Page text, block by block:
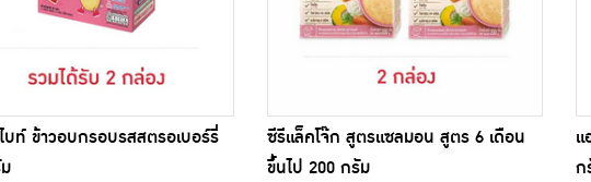
บท์ ข้าวอบกรอบรสสตรอเบอร์รี่
ซีรีแล็คโจ๊ก สูตรแซลมอน สูตร 6 เดือน
ขึ้นไป 200 กรัม
แ
ก